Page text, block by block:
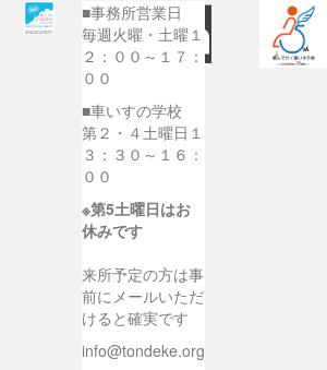
■事務所営業日
毎週火曜・土曜１
２：００～１７：
００
■車いすの学校
第２・４土曜日１
３：３０～１６：
００
※第5土曜日はお
休みです
来所予定の方は事
前にメールいただ
けると確実です
info@tondeke.org